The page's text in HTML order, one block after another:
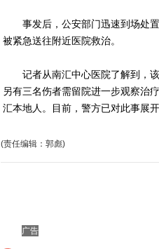
事发后，公安部门迅速到场处置
被紧急送往附近医院救治。
记者从南汇中心医院了解到，该
另有三名伤者需留院进一步观察治
汇本地人。目前，警方已对此事展
(责任编辑：郭彪)
广告